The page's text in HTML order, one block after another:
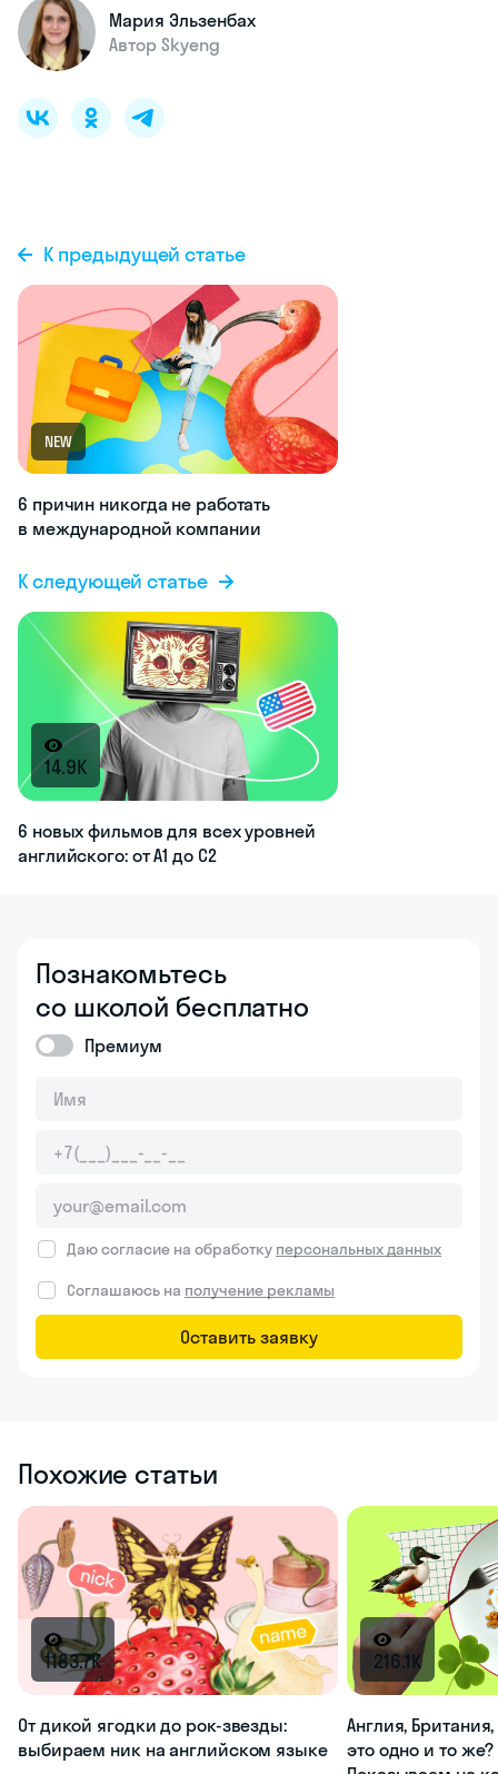
Мария Эльзенбах
Автор Skyeng
К предыдущей статье
NEW
6 причин никогда не работать
в международной компании
К следующей статье
14.9K
6 новых фильмов для всех уровней
английского: от А1 до С2
Познакомьтесь
со школой бесплатно
Премиум
Даю согласие на обработку персональных данных
Соглашаюсь на получение рекламы
Оставить заявку
Похожие статьи
1183.7K
От дикой ягодки до рок-звезды:
выбираем ник на английском языке
216.1K
Англия,
это одно и то